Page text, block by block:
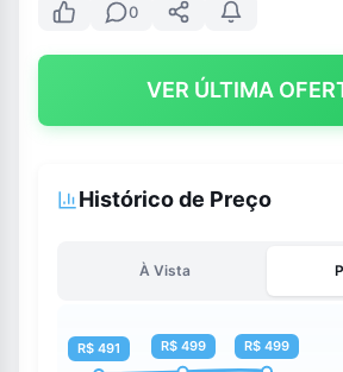
0
VER ÚLTIMA
Histórico de Preço
À Vista